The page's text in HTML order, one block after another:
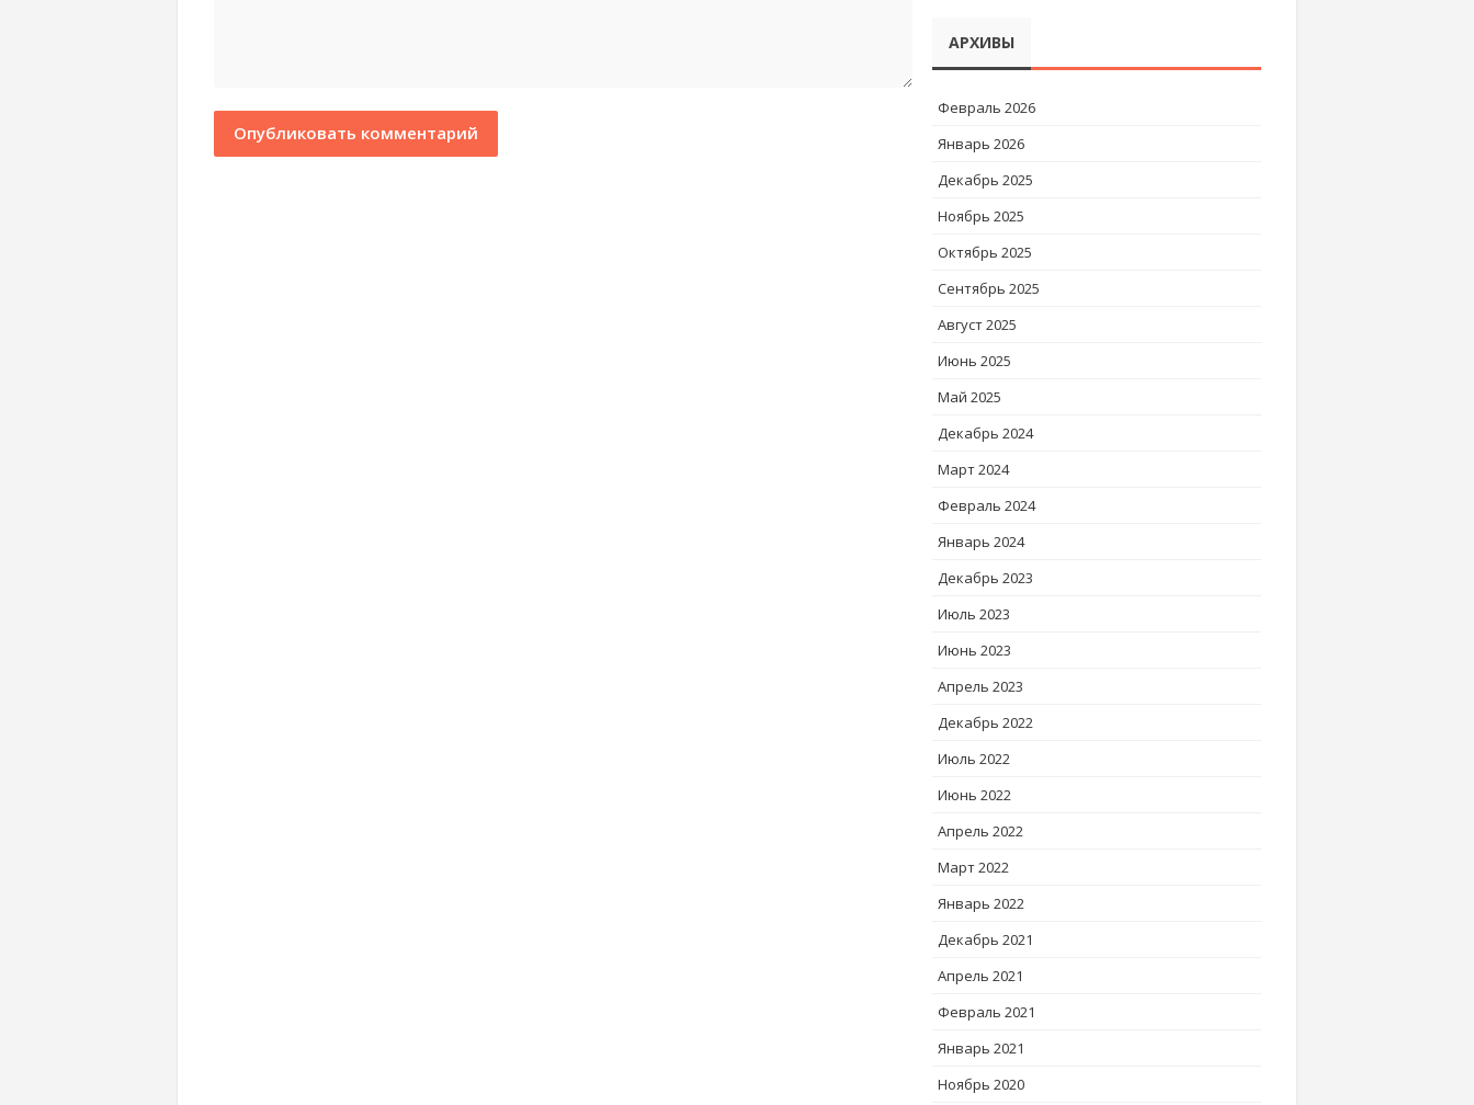
АРХИВЫ
Февраль 2026
Январь 2026
Декабрь 2025
Ноябрь 2025
Октябрь 2025
Сентябрь 2025
Август 2025
Июнь 2025
Май 2025
Декабрь 2024
Март 2024
Февраль 2024
Январь 2024
Декабрь 2023
Июль 2023
Июнь 2023
Апрель 2023
Декабрь 2022
Июль 2022
Июнь 2022
Апрель 2022
Март 2022
Январь 2022
Декабрь 2021
Апрель 2021
Февраль 2021
Январь 2021
Ноябрь 2020